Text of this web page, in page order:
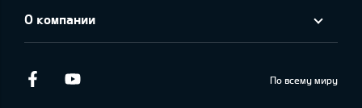
О компании
Facebook По всему миру